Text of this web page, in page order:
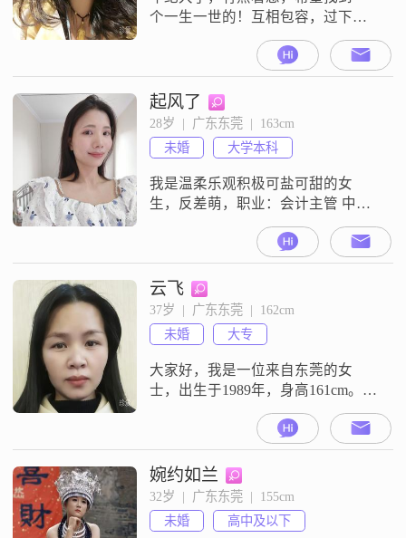
个一生一世的！互相包容，过下半
辈子，不真心的不要打扰，本人长
的一般般，如果要求很漂亮请别打
扰！想要孩子。不打算生孩子的，
请别打扰！未来希望互相照应。，
生病了可以有个伴，老了可以一辈
子在一起！彼此照顾。心好，人品
好，有责任。，就好，条件其次！
起风了
28岁  |  广东东莞  |  163cm
未婚
大学本科
我是温柔乐观积极可盐可甜的女
生，反差萌，职业：会计主管 中级
会计师 籍贯：河源 坐标：东莞高埗
好：唱歌🎤画画🎨跑步，爱早睡，
希望对方是个阳光温暖深情责任担
当的男生/不抽烟/除不动产外尽量不
负债，可接受的年龄差：小二大四
身高：165cm以上 学历：本科 长
相：中等
云飞
37岁  |  广东东莞  |  162cm
未婚
大专
大家好，我是一位来自东莞的女
士，出生于1989年，身高161cm。我
拥有大专学历，在工作中勤奋努
力，月收入在3001到5000元之间。
我性格温柔体贴，善解人意，是个
简单的人，不喜欢太复杂的关系。
爱好佛学和瑜伽，不影响工作生活
的情况下每天必打坐念佛，有空偶
尔锻炼身体练练瑜伽，作息比较规
婉约如兰
32岁  |  广东东莞  |  155cm
未婚
高中及以下